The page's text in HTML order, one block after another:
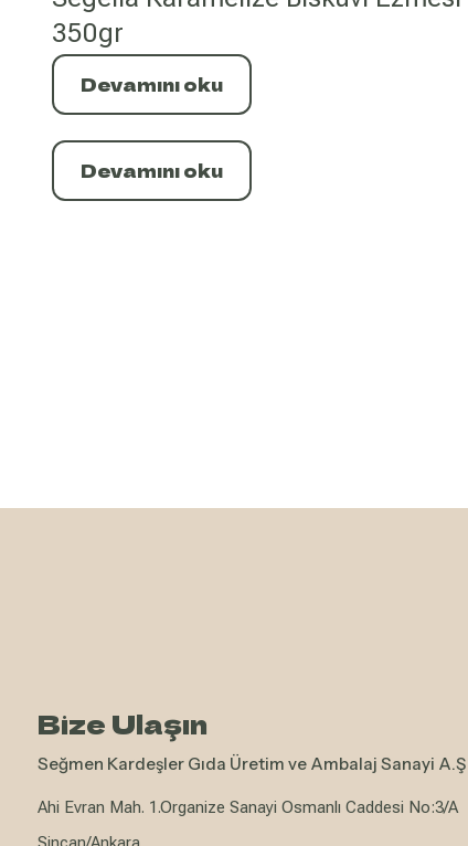
350gr
Devamını oku
Devamını oku
Bize Ulaşın
Seğmen Kardeşler Gıda Üretim ve Ambalaj Sanayi A.Ş
Ahi Evran Mah. 1.Organize Sanayi Osmanlı Caddesi No:3/A